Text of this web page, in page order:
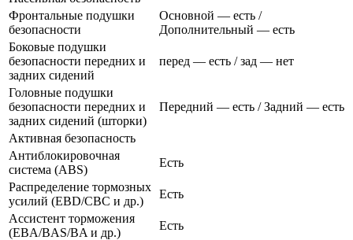
Фронтальные подушки
безопасности
Основной — есть /
Дополнительный — есть
Боковые подушки
безопасности передних и
задних сидений
перед — есть / зад — нет
Головные подушки
безопасности передних и
задних сидений (шторки)
Передний — есть / Задний — есть
Активная безопасность
Антиблокировочная
система (ABS)
Есть
Распределение тормозных
усилий (EBD/CBC и др.)
Есть
Ассистент торможения
(EBA/BAS/BA и др.)
Есть